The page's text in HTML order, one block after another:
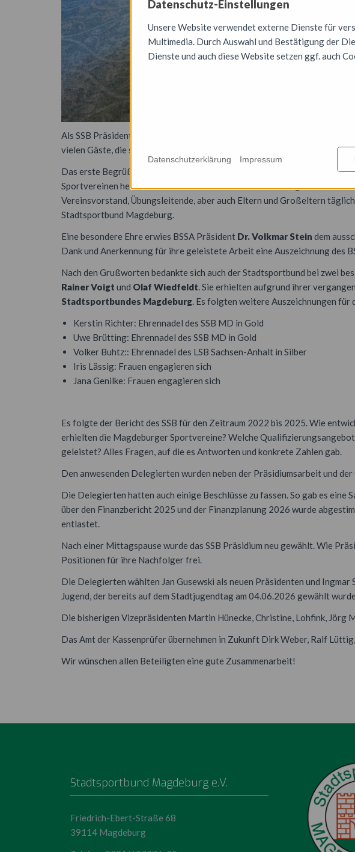
Als SSB Präsident Rainer Voigt am samstagfrüh den 11. Stadtsporttag
vielen Gäste, die sich an diesem heißen Sommertag im Sitzungssaal
Das erste Begrüßungswort hatte unsere Oberbürgermeisterin
Simone
Sportvereinen hervorhob. LSB PräsidentinSilke Renk-Langebedankte
Vereinsvorstand, Übungsleitende, aber auch Eltern und Großeltern
Stadtsportbund Magdeburg.
Eine besondere Ehre erwies BSSA Präsident Dr. Volkmar Stein dem
Dank und Anerkennung für ihre geleistete Arbeit eine Auszeichnung des
Nach den Grußworten bedankte sich auch der Stadtsportbund bei zwei
Rainer Voigt und Olaf Wiedfeldt. Sie erhielten aufgrund ihrer
Stadtsportbundes Magdeburg. Es folgten weitere Auszeichnungen für
Kerstin Richter: Ehrennadel des SSB MD in Gold
Uwe Brütting: Ehrennadel des SSB MD in Gold
Volker Buhtz:: Ehrennadel des LSB Sachsen-Anhalt in Silber
Iris Lässig: Frauen engagieren sich
Jana Genilke: Frauen engagieren sich
Es folgte der Bericht des SSB für den Zeitraum 2022 bis 2025. Wie
erhielten die Magdeburger Sportvereine? Welche
geleistet? Alles Fragen, auf die es Antworten und konkrete Zahlen gab.
Den anwesenden Delegierten wurden neben der Präsidiumsarbeit und
Die Delegierten hatten auch einige Beschlüsse zu fassen. So gab es
über den Finanzbericht 2025 und der Finanzplanung 2026 wurde
entlastet.
Nach einer Mittagspause wurde das SSB Präsidium neu gewählt. Wie
Positionen für ihre Nachfolger frei.
Die Delegierten wählten Jan Gusewski als neuen Präsidenten und
Jugend, der bereits auf dem Stadtjugendtag am 04.06.2026 gewählt
Die bisherigen Vizepräsidenten Martin Hünecke, Christine, Lohfink, Jörg
Das Amt der Kassenprüfer übernehmen in Zukunft Dirk Weber, Ralf
Wir wünschen allen Beteiligten eine gute Zusammenarbeit!
Stadtsportbund Magdeburg e.V.
Friedrich-Ebert-Straße 68
39114 Magdeburg
Datenschutz-Einstellungen
Unsere Website verwendet externe Dienste für
Multimedia. Durch Auswahl und Bestätigung der
Dienste und auch diese Website setzen ggf. auch
Datenschutzerklärung Impressum